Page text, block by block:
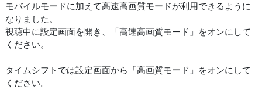
モバイルモードに加えて高速高画質モードが利用できるように
なりました。
視聴中に設定画面を開き、「高速高画質モード」をオンにして
ください。
タイムシフトでは設定画面から「高画質モード」をオンにして
ください。